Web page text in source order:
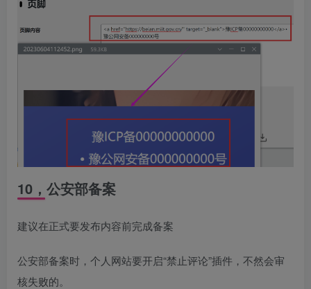
10，公安部备案
建议在正式要发布内容前完成备案
公安部备案时，个人网站要开启“禁止评论”插件，不然会审
核失败的。